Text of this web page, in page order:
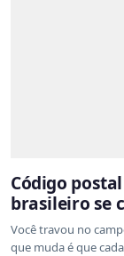
Código
brasileiro se
sistemas de
Você travou no
que muda é que